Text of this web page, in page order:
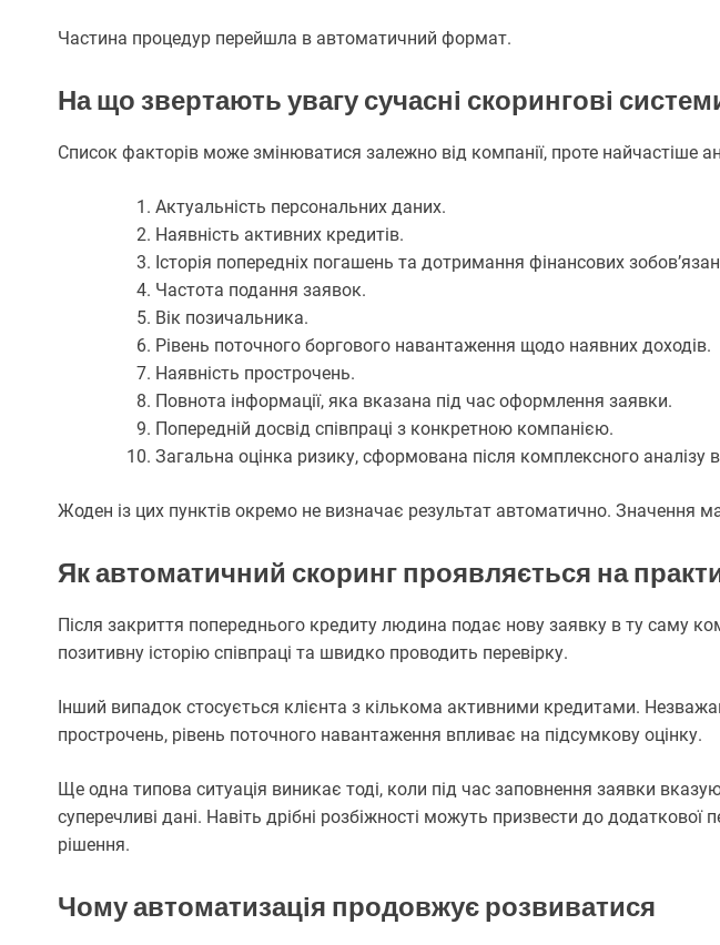
Частина процедур перейшла в автоматичний формат.
На що звертають увагу сучасні скорингові
Список факторів може змінюватися залежно від компанії, проте найчастіше
Актуальність персональних даних.
Наявність активних кредитів.
Історія попередніх погашень та дотримання фінансових
Частота подання заявок.
Вік позичальника.
Рівень поточного боргового навантаження щодо наявних доходів.
Наявність прострочень.
Повнота інформації, яка вказана під час оформлення заявки.
Попередній досвід співпраці з конкретною компанією.
Загальна оцінка ризику, сформована після комплексного аналізу
Жоден із цих пунктів окремо не визначає результат автоматично. Значення
Як автоматичний скоринг проявляється на
Після закриття попереднього кредиту людина подає нову заявку в ту саму
позитивну історію співпраці та швидко проводить перевірку.
Інший випадок стосується клієнта з кількома активними кредитами.
прострочень, рівень поточного навантаження впливає на підсумкову оцінку.
Ще одна типова ситуація виникає тоді, коли під час заповнення заявки
суперечливі дані. Навіть дрібні розбіжності можуть призвести до додаткової
рішення.
Чому автоматизація продовжує розвиватися